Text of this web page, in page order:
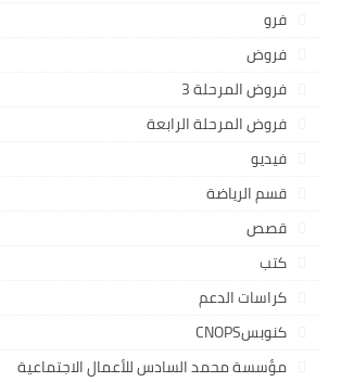
فرو
فروض
فروض المرحلة 3
فروض المرحلة الرابعة
فيديو
قسم الرياضة
قصص
كتب
كراسات الدعم
كنوبسCNOPS
مؤسسة محمد السادس للأعمال الاجتماعية